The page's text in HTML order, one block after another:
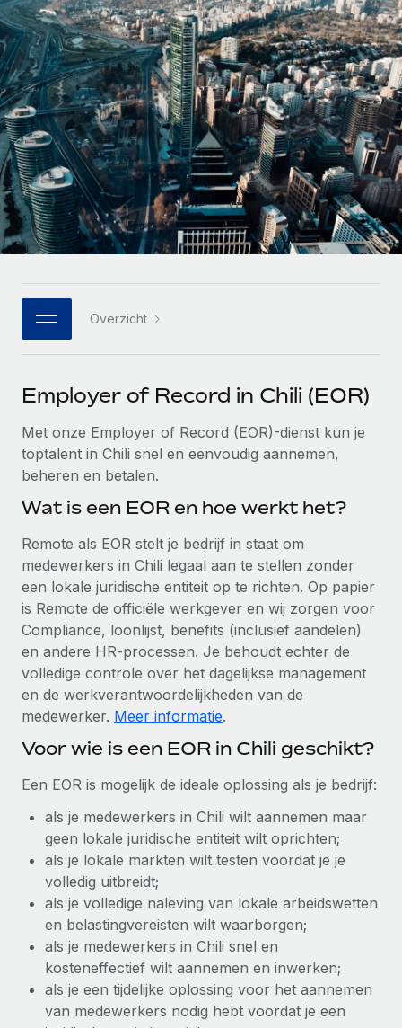
Zzp'ers internationaal onboarden en beheren
PEO
Ingewikkelde HR-taken eenvoudig uitbesteden
INFRASTRUCTUUR
Remote Embedded
HR naadloos in workflows integreren
Platform
Ingebouwde essentiële HR-functies voor je team
Integraties
DIENSTEN
Vraag een expert
Krijg hulp van global HR- en juridische experts
Achtergrondonderzoek
kandidaten
Compliance Watchtower
Blijf compliance-risico's voor
Apparaatbeheer
Lever en track wereldwijd IT-middelen
Entiteiten oprichten
Plaats werknemers moeiteloos over
Secundaire arbeidsvoorwaarden
Eenvoudig secundaire arbeidsvoorwaarden
beheren
GROEIFASE
Start-ups
Flexibele global HR en payroll solutions voor groeiende
bedrijven
Mid-market
Teams uitbreiden met HR solutions op maat
Enterprise
Global HR voor grote bedrijven
WERK MET ONS SAMEN
Strategische technologiepartners
Een partner worden
Ontdek hoe je met ons kunt samenwerken
Remote Build
Integraties en advies over AI-automatiseringen
Betalingscalculator voor zzp'ers
Ontdek valuta-opties en betaalsnelheden voor
internationale zzp'ers
LEREN MET REMOTE
Onderzoek en gidsen
Casestudy's
HR-woordenlijst
Checklists en templates
Webinars
Newsroom
Inzicht in salaris en talent
Inzichtencentrum
Support
Alle bronnen bekijken
BLOG
Global Payroll
EOR en PEO
Contractor Management
Belastingen
Naar de blog
BLOG
Productupdates van Remote: Gusto- en Xero-
integraties en Contractor Management Plus
Het blijft de missie van Remote om alle soorten bedrijven
te helpen bij het aannemen, beheren en...
Meer informatie
Nederlands
Français
Deutsch
Español
Italiano
Português (Portugal)
日本語
한국어
Inloggen
Overzicht
Employer of Record in Chili (EOR)
Met onze Employer of Record (EOR)-dienst kun je
toptalent in Chili snel en eenvoudig aannemen,
beheren en betalen.
Wat is een EOR en hoe werkt het?
Remote als EOR stelt je bedrijf in staat om
medewerkers in Chili legaal aan te stellen zonder
een lokale juridische entiteit op te richten. Op papier
is Remote de officiële werkgever en wij zorgen voor
Compliance, loonlijst, benefits (inclusief aandelen)
en andere HR-processen. Je behoudt echter de
volledige controle over het dagelijkse management
en de werkverantwoordelijkheden van de
medewerker. Meer informatie.
Voor wie is een EOR in Chili geschikt?
Een EOR is mogelijk de ideale oplossing als je bedrijf:
als je medewerkers in Chili wilt aannemen maar
geen lokale juridische entiteit wilt oprichten;
als je lokale markten wilt testen voordat je je
volledig uitbreidt;
als je volledige naleving van lokale arbeidswetten
en belastingvereisten wilt waarborgen;
als je medewerkers in Chili snel en
kosteneffectief wilt aannemen en inwerken;
als je een tijdelijke oplossing voor het aannemen
van medewerkers nodig hebt voordat je een